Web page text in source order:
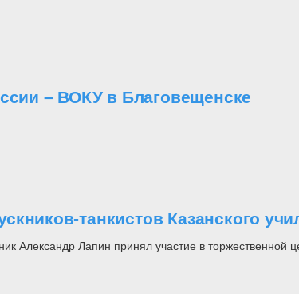
– ВОКУ в Благовещенске
танкистов Казанского
Александр Лапин принял участие в торжественной